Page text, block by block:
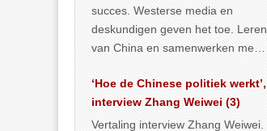
succes. Westerse media en
deskundigen geven het toe. Leren
van China en samenwerken met
… >> lees meer
‘Hoe de Chinese politiek werkt’,
interview Zhang Weiwei (3)
Vertaling interview Zhang Weiwei.